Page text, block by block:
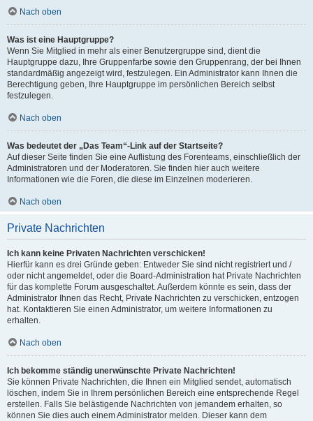
Nach oben
Was ist eine Hauptgruppe?
Wenn Sie Mitglied in mehr als einer Benutzergruppe sind, dient die
Hauptgruppe dazu, Ihre Gruppenfarbe sowie den Gruppenrang, der bei Ihnen
standardmäßig angezeigt wird, festzulegen. Ein Administrator kann Ihnen die
Berechtigung geben, Ihre Hauptgruppe im persönlichen Bereich selbst
festzulegen.
Nach oben
Was bedeutet der „Das Team“-Link auf der Startseite?
Auf dieser Seite finden Sie eine Auflistung des Forenteams, einschließlich der
Administratoren und der Moderatoren. Sie finden hier auch weitere
Informationen wie die Foren, die diese im Einzelnen moderieren.
Nach oben
Private Nachrichten
Ich kann keine Privaten Nachrichten verschicken!
Hierfür kann es drei Gründe geben: Entweder Sie sind nicht registriert und /
oder nicht angemeldet, oder die Board-Administration hat Private Nachrichten
für das komplette Forum ausgeschaltet. Außerdem könnte es sein, dass der
Administrator Ihnen das Recht, Private Nachrichten zu verschicken, entzogen
hat. Kontaktieren Sie einen Administrator, um weitere Informationen zu
erhalten.
Nach oben
Ich bekomme ständig unerwünschte Private Nachrichten!
Sie können Private Nachrichten, die Ihnen ein Mitglied sendet, automatisch
löschen, indem Sie in Ihrem persönlichen Bereich eine entsprechende Regel
erstellen. Falls Sie belästigende Nachrichten von jemandem erhalten, so
können Sie dies auch einem Administrator melden. Dieser kann dem